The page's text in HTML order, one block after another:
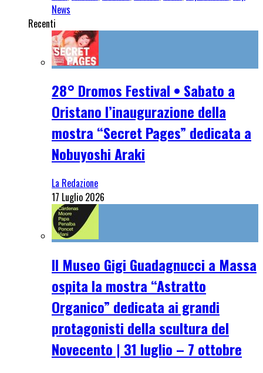
News
Recenti
28° Dromos Festival • Sabato a
Oristano l’inaugurazione della
mostra “Secret Pages” dedicata a
Nobuyoshi Araki
La Redazione
17 Luglio 2026
Il Museo Gigi Guadagnucci a Massa
ospita la mostra “Astratto
Organico” dedicata ai grandi
protagonisti della scultura del
Novecento | 31 luglio – 7 ottobre